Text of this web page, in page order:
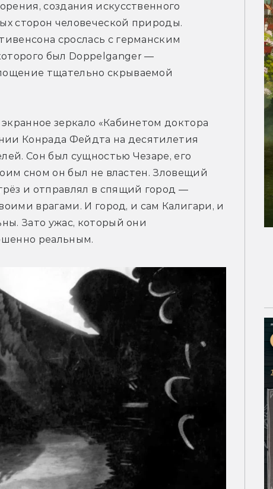
создания искусственного
сторон человеческой природы.
срослась с германским
был Doppelganger —
тщательно скрываемой
зеркало «Кабинетом доктора
Конрада Фейдта на десятилетия
Сон был сущностью Чезаре, его
сном он был не властен. Зловещий
и отправлял в спящий город —
врагами. И город, и сам Калигари, и
Зато ужас, который они
реальным.